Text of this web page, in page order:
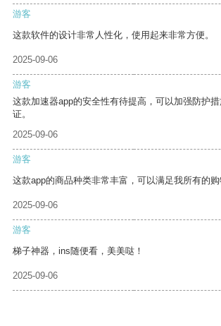
游客
这款软件的设计非常人性化，使用起来非常方便。
2025-09-06
游客
这款加速器app的安全性有待提高，可以加强防护
证。
2025-09-06
游客
这款app的商品种类非常丰富，可以满足我所有的购
2025-09-06
游客
梯子神器，ins随便看，美美哒！
2025-09-06